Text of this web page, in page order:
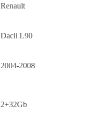
Renault
Dacii L90
2004-2008
2+32Gb